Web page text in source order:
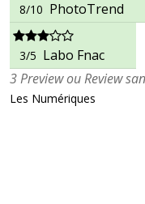
8/10 PhotoTrend
3/5 Labo Fnac
3 Preview ou Review
Les Numériques